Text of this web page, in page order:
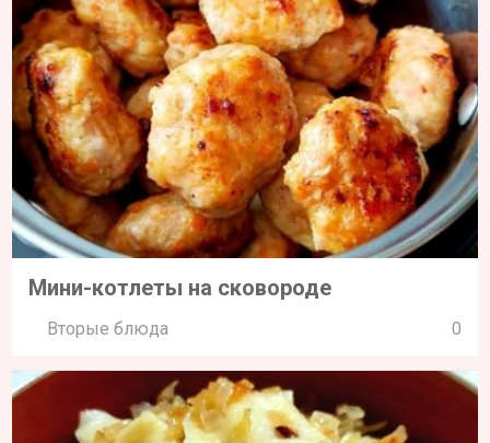
Мини-котлеты на сковороде
Вторые блюда 0